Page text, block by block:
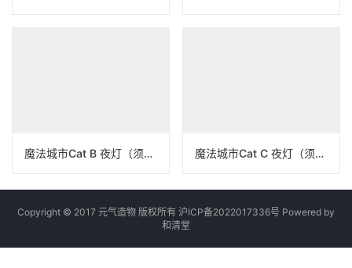
魔法城市Cat B 夜灯（须藤忠隆） 魔法城市Cat C 夜灯（须藤忠隆）
Copyright © 2017 元气造物 版权所有 沪ICP备2022017336号 Powered by
和清堂